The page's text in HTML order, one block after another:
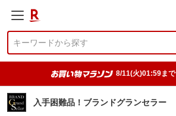
8/11(火)01:59まで
入手困難品！ブランドグランセラー